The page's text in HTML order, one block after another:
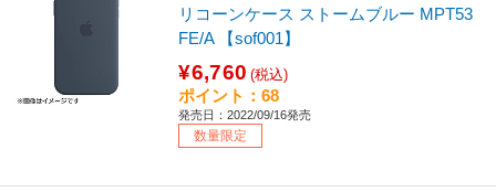
リコーンケース ストームブルー MPT53
FE/A 【sof001】
¥6,760 (税込)
ポイント：68
発売日：2022/09/16発売
数量限定